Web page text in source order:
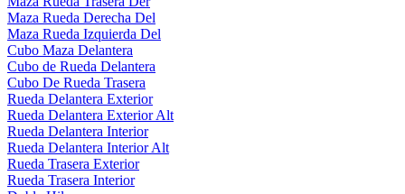
Maza Rueda Derecha Del
Maza Rueda Izquierda Del
Cubo Maza Delantera
Cubo de Rueda Delantera
Cubo De Rueda Trasera
Rueda Delantera Exterior
Rueda Delantera Exterior Alt
Rueda Delantera Interior
Rueda Delantera Interior Alt
Rueda Trasera Exterior
Rueda Trasera Interior